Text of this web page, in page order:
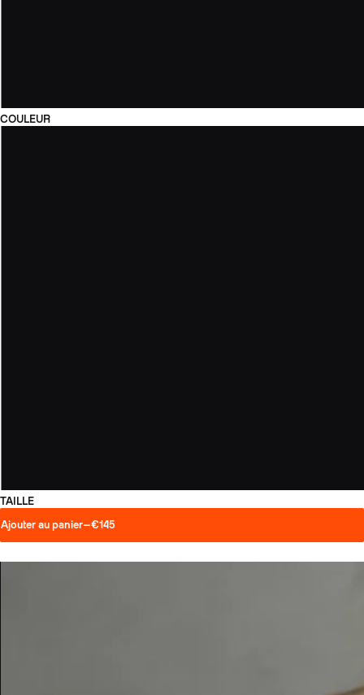
COULEUR
TAILLE
Ajouter au panier—€145